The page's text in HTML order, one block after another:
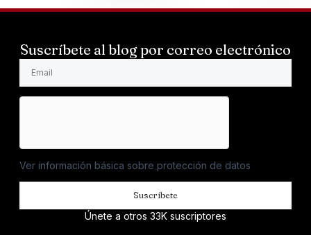
Suscríbete al blog por correo electrónico
Ver información básica sobre protección de datos
Suscríbete
Únete a otros 33K suscriptores